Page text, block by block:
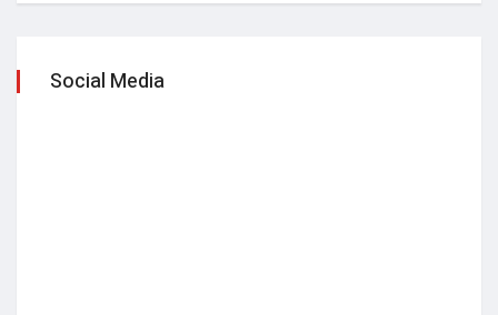
Social Media